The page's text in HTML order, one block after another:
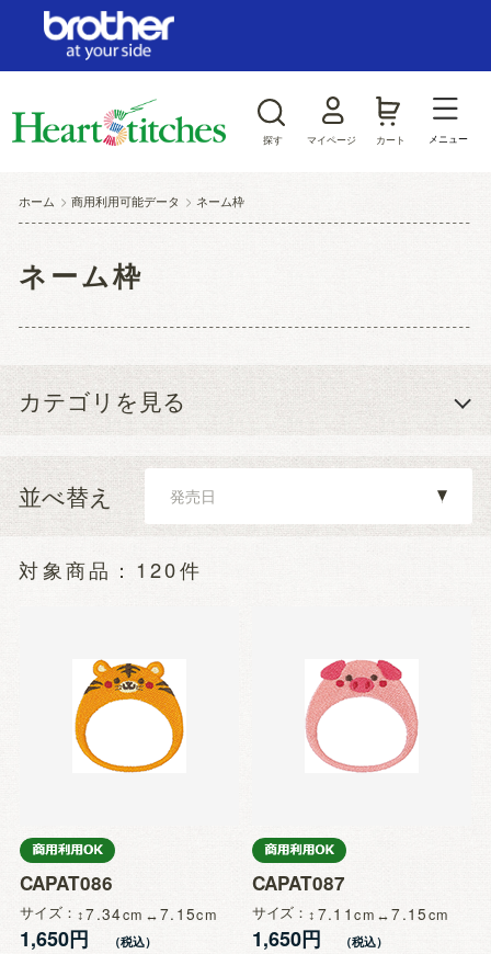
探す マイページ カート メニュー
ホーム >商用利用可能データ >ネーム枠
ネーム枠
カテゴリを見る
並べ替え
120件
CAPAT086
サイズ 7.34 7.15
1,650円
CAPAT087
サイズ 7.11 7.15
1,650円
ログイン/新規会員登録